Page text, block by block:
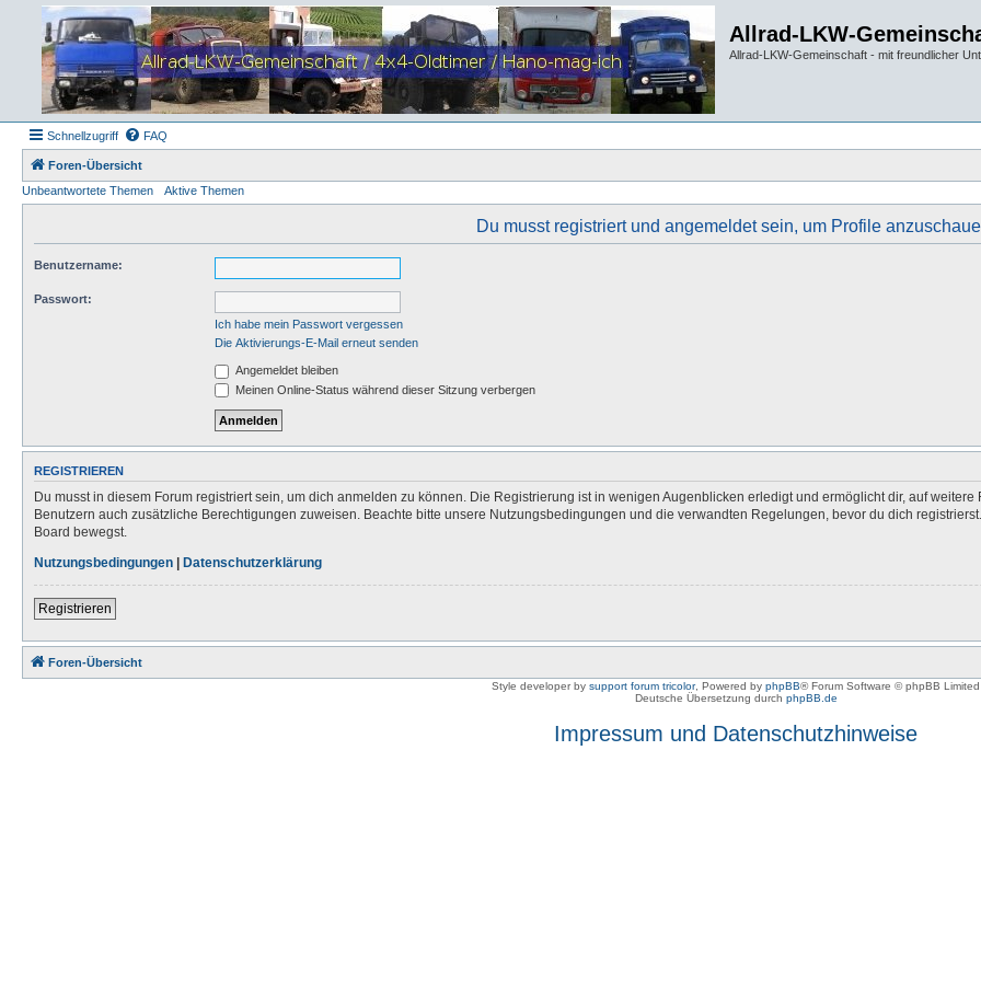
Allrad-LKW-
Allrad-LKW-Gemeinschaft - mit freundlicher
Schnellzugriff FAQ
Foren-Übersicht
Unbeantwortete Themen
Aktive Themen
Du musst registriert und angemeldet sein, um Profile
Benutzername:
Passwort:
Ich habe mein Passwort vergessen
Die Aktivierungs-E-Mail erneut senden
Angemeldet bleiben
Meinen Online-Status während dieser Sitzung verbergen
REGISTRIEREN
Du musst in diesem Forum registriert sein, um dich anmelden zu können. Die Registrierung ist in wenigen Augenblicken erledigt und ermöglicht dir, auf
Benutzern auch zusätzliche Berechtigungen zuweisen. Beachte bitte unsere Nutzungsbedingungen und die verwandten Regelungen, bevor du dich
Board bewegst.
Nutzungsbedingungen | Datenschutzerklärung
Registrieren
Foren-Übersicht
Style developer by support forum tricolor, Powered by phpBB® Forum Software © phpBB Limited
Deutsche Übersetzung durch phpBB.de
Impressum und Datenschutzhinweise